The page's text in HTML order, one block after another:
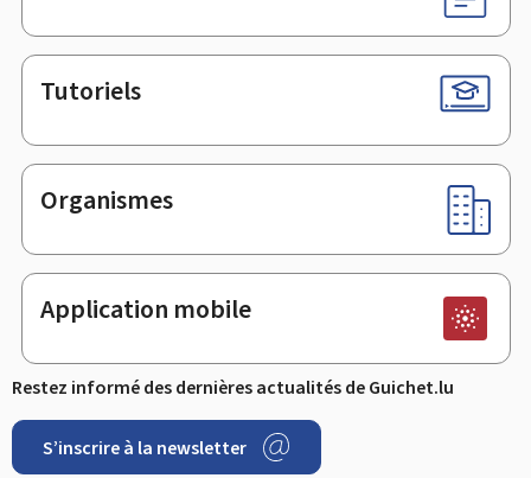
Tutoriels
Organismes
Application mobile
Restez informé des dernières actualités de Guichet.lu
S’inscrire à la newsletter